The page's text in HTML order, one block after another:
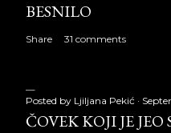
BESNILO
Share 31 comments
Posted by Ljiljana Pekić
ČOVEK KOJI JE